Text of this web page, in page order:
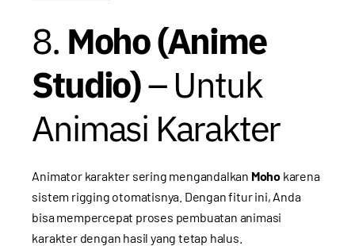
8. Moho (Anime
Studio)– Untuk
Animasi Karakter
Animator karakter sering mengandalkan Mohokarena
sistem rigging otomatisnya. Dengan fitur ini, Anda
bisa mempercepat proses pembuatan animasi
karakter dengan hasil yang tetap halus.